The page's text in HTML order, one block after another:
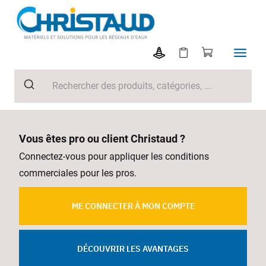
Vous êtes pro ou client Christaud ?
Connectez-vous pour appliquer les conditions
commerciales pour les pros.
ME CONNECTER À MON COMPTE
DÉCOUVRIR LES AVANTAGES